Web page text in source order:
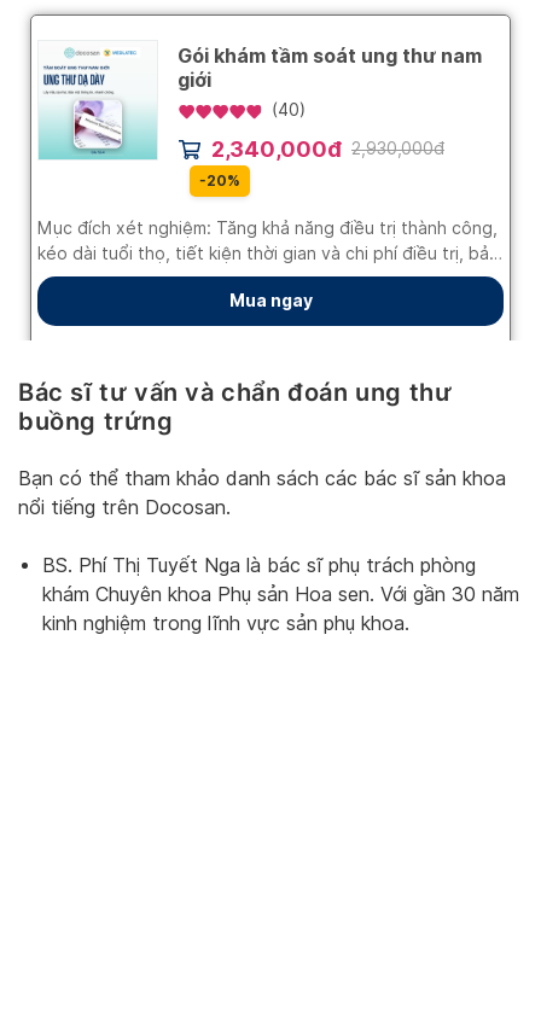
Bác sĩ tư vấn và chẩn đoán ung thư
buồng trứng
Bạn có thể tham khảo danh sách các bác sĩ sản khoa
nổi tiếng trên Docosan.
BS. Phí Thị Tuyết Nga là bác sĩ phụ trách phòng
khám Chuyên khoa Phụ sản Hoa sen. Với gần 30 năm
kinh nghiệm trong lĩnh vực sản phụ khoa.